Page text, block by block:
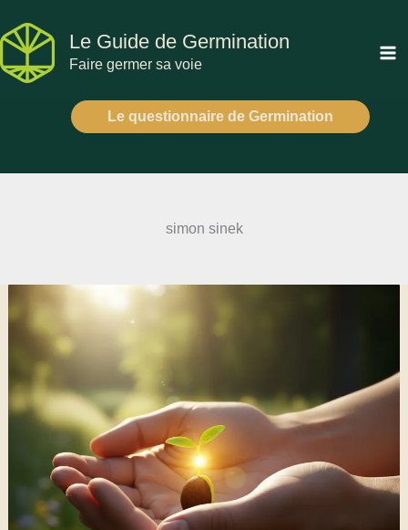
au
contenu
Le Guide de Germination
Faire germer sa voie
Le questionnaire de Germination
simon sinek